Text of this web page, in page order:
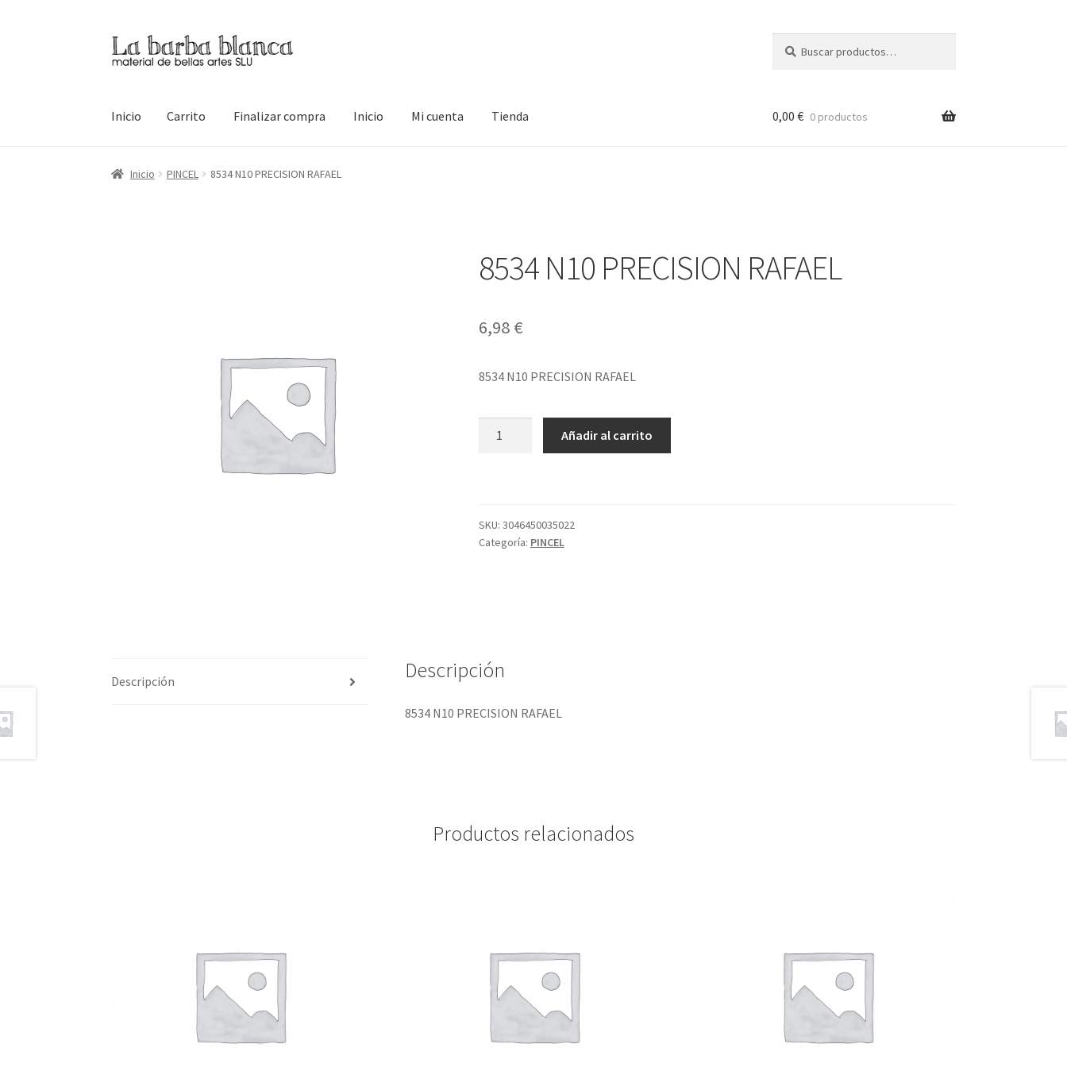
Ir
a
Ir
al
por:
Inicio Carrito Finalizar compra Inicio Mi cuenta Tienda
Inicio CarritoFinalizar compraInicioMi cuenta
0,00 € 0 productos
Inicio PINCEL 8534 N10 PRECISION RAFAEL
8534 N10 PRECISION RAFAEL
6,98 €
8534 N10 PRECISION RAFAEL
Añadir al carrito
SKU: 3046450035022
Categoría: PINCEL
Descripción Descripción
8534 N10 PRECISION RAFAEL
Productos relacionados